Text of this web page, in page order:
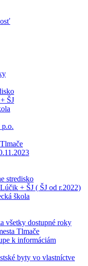
ŠJ
p.o.
stredisko
+ ŠJ ( ŠJ od r.2022)
škola
všetky dostupné roky
Tlmače
k informáciám
byty vo vlastníctve